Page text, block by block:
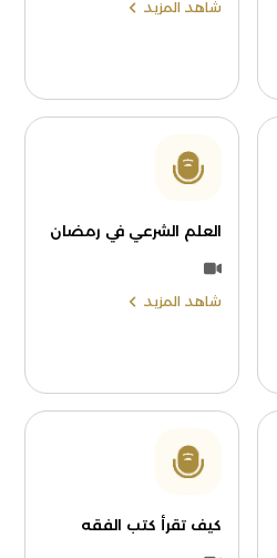
شاهد المزيد
العلم الشرعي في رمضان
شاهد المزيد
كيف تقرأ كتب الفقه